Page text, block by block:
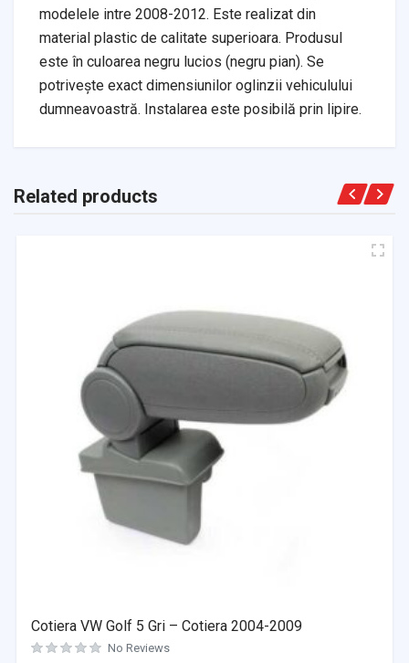
modelele intre 2008-2012. Este realizat din
material plastic de calitate superioara. Produsul
este în culoarea negru lucios (negru pian). Se
potrivește exact dimensiunilor oglinzii vehiculului
dumneavoastră. Instalarea este posibilă prin lipire.
Related products
Cotiera VW Golf 5 Gri – Cotiera 2004-2009
No Reviews